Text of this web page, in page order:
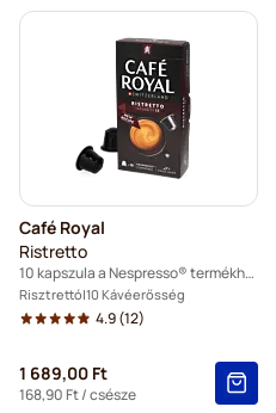
Café Royal
Ristretto
10 kapszula a Nespresso® termékhez
Risztrettó 10 Kávéerősség
4.9(12)
1 689,00 Ft
168,90 Ft/ csésze